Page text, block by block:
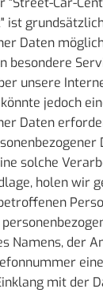
ist
Daten
besondere
unsere
jedoch
Daten
solche
holen wir
Namens, der
mit der